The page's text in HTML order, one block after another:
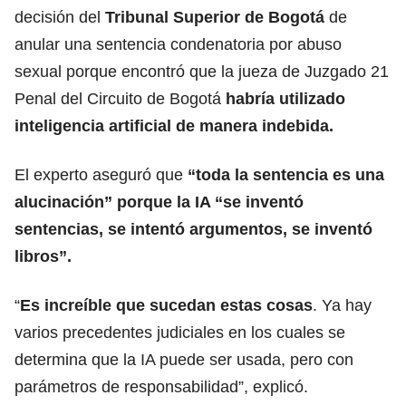
decisión del Tribunal Superior de Bogotá de
anular una sentencia condenatoria por abuso
sexual porque encontró que la jueza de Juzgado 21
Penal del Circuito de Bogotá habría utilizado
inteligencia artificial de manera indebida.
El experto aseguró que “toda la sentencia es una
alucinación” porque la IA “se inventó
sentencias, se intentó argumentos, se inventó
libros”.
“Es increíble que sucedan estas cosas. Ya hay
varios precedentes judiciales en los cuales se
determina que la IA puede ser usada, pero con
parámetros de responsabilidad”, explicó.